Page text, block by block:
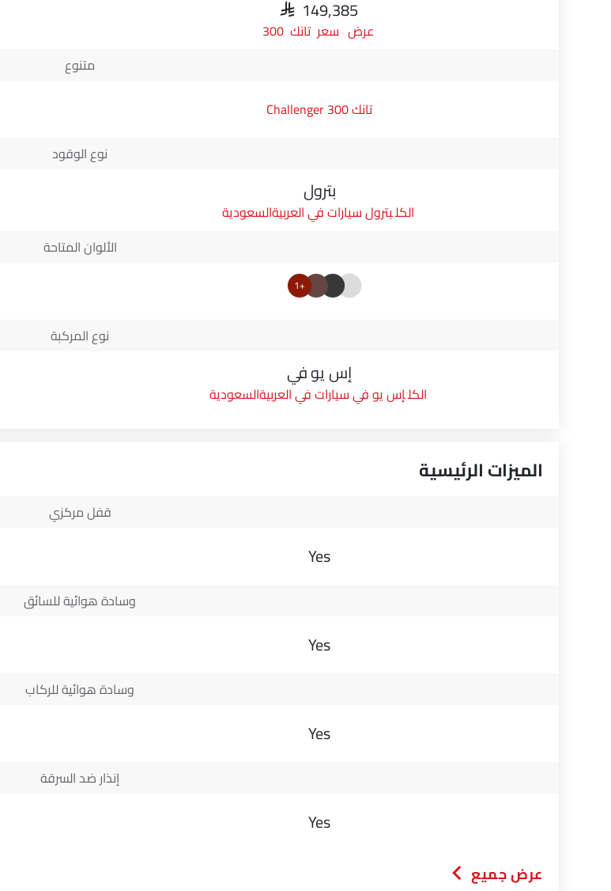
SAR 149,385
سعر تانك 300
متنوع
تانك 300 Challenger
نوع الوقود
بترول
بترول سيارات في العربيةالسعودية
الألوان المتاحة
+1
نوع المركبة
إس يو في
إس يو في سيارات في العربيةالسعودية
الميزات الرئيسية
قفل مركزي
Yes
وسادة هوائية للسائق
Yes
وسادة هوائية للركاب
Yes
إنذار ضد السرقة
Yes
عرض جميع